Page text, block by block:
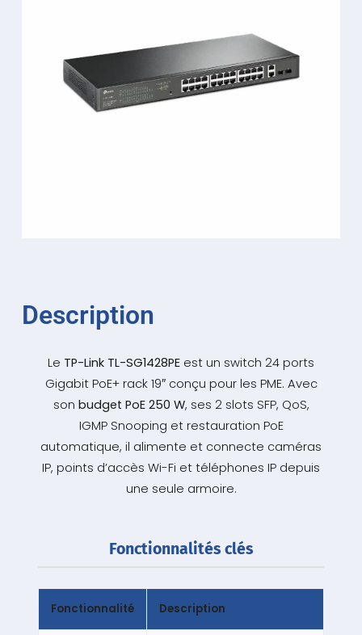
Description
Le TP-Link TL-SG1428PE est un switch 24 ports
Gigabit PoE+ rack 19″ conçu pour les PME. Avec
son budget PoE 250 W, ses 2 slots SFP, QoS,
IGMP Snooping et restauration PoE
automatique, il alimente et connecte caméras
IP, points d’accès Wi-Fi et téléphones IP depuis
une seule armoire.
Fonctionnalités clés
Fonctionnalité Description